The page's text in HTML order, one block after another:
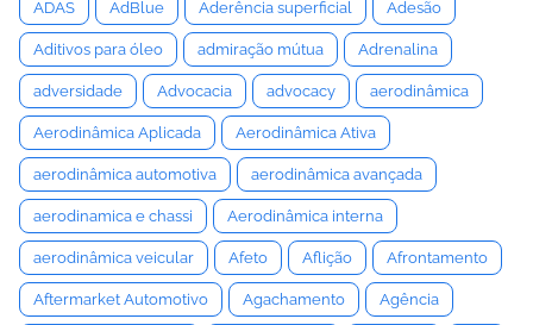
ADAS AdBlue Aderência superficial Adesão
Aditivos para óleo admiração mútua Adrenalina
adversidade Advocacia advocacy aerodinâmica
Aerodinâmica Aplicada Aerodinâmica Ativa
aerodinâmica automotiva aerodinâmica avançada
aerodinamica e chassi Aerodinâmica interna
aerodinâmica veicular Afeto Aflição Afrontamento
Aftermarket Automotivo Agachamento Agência